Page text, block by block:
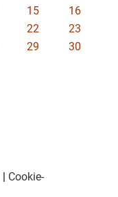
15
16
22
23
29
30
| Cookie-